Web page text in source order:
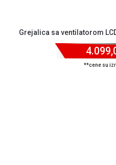
Grejalica sa ventilatorom
**cene su